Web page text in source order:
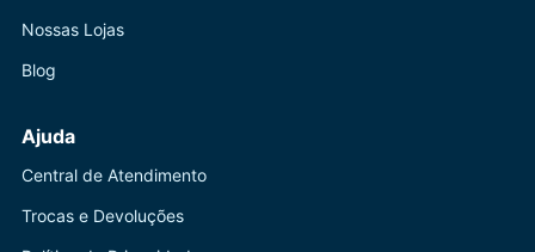
Nossas Lojas
Blog
Ajuda
Central de Atendimento
Trocas e Devoluções